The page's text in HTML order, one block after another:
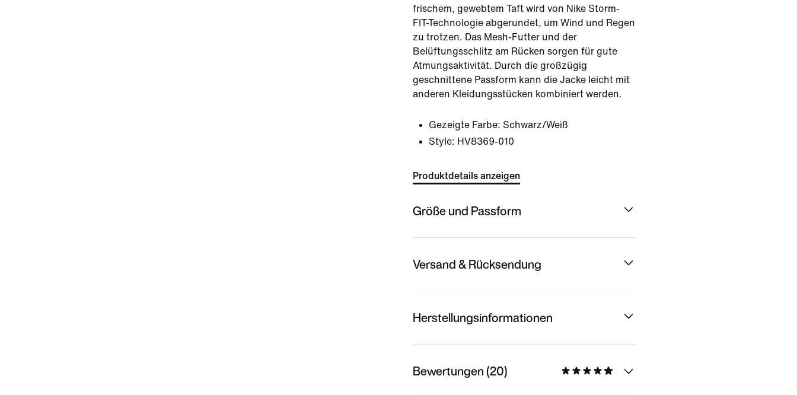
frischem, gewebtem Taft wird von Nike Storm-
FIT-Technologie abgerundet, um Wind und Regen
zu trotzen. Das Mesh-Futter und der
Belüftungsschlitz am Rücken sorgen für gute
Atmungsaktivität. Durch die großzügig
geschnittene Passform kann die Jacke leicht mit
anderen Kleidungsstücken kombiniert werden.
Gezeigte Farbe: Schwarz/Weiß
Style: HV8369-010
Produktdetails anzeigen
Größe und Passform
Versand & Rücksendung
Herstellungsinformationen
Bewertungen (20)